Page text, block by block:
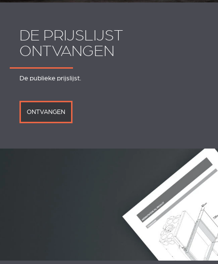
DE PRIJSLIJST
ONTVANGEN
De publieke prijslijst.
ONTVANGEN